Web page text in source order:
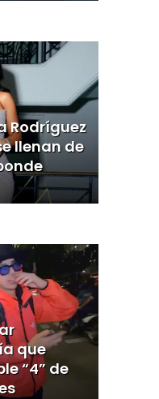
Rodríguez
llenan de
que
“4” de